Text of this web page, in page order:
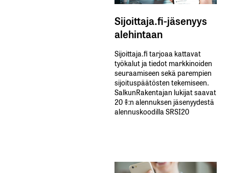
Sijoittaja.fi-jäsenyys
alehintaan
Sijoittaja.fi tarjoaa kattavat
työkalut ja tiedot markkinoiden
seuraamiseen sekä parempien
sijoituspäätösten tekemiseen.
SalkunRakentajan lukijat saavat
20 %:n alennuksen jäsenyydestä
alennuskoodilla SRSI20